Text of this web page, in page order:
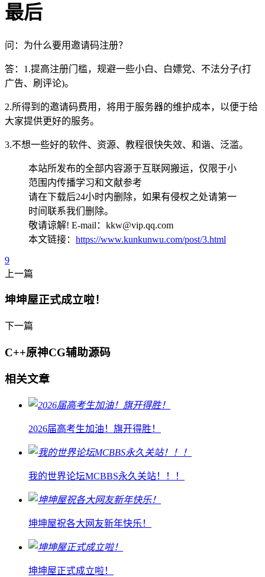
最后
问：为什么要用邀请码注册？
答：1.提高注册门槛，规避一些小白、白嫖党、不法分子(打
广告、刷评论)。
2.所得到的邀请码费用，将用于服务器的维护成本，以便于给
大家提供更好的服务。
3.不想一些好的软件、资源、教程很快失效、和谐、泛滥。
本站所发布的全部内容源于互联网搬运，仅限于小
范围内传播学习和文献参考
请在下载后24小时内删除，如果有侵权之处请第一
时间联系我们删除。
敬请谅解! E-mail：kkw@vip.qq.com
本文链接： https://www.kunkunwu.com/post/3.html
9
上一篇
坤坤屋正式成立啦！
下一篇
C++原神CG辅助源码
相关文章
2026届高考生加油！旗开得胜！
我的世界论坛MCBBS永久关站！！！
坤坤屋祝各大网友新年快乐！
坤坤屋正式成立啦！